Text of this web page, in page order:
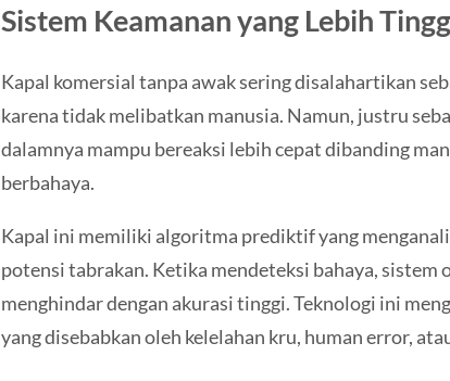
Sistem Keamanan yang Lebih
Kapal komersial tanpa awak sering disalahartikan
karena tidak melibatkan manusia. Namun, justru
dalamnya mampu bereaksi lebih cepat dibanding
berbahaya.
Kapal ini memiliki algoritma prediktif yang
potensi tabrakan. Ketika mendeteksi bahaya, sistem
menghindar dengan akurasi tinggi. Teknologi ini
yang disebabkan oleh kelelahan kru, human error,